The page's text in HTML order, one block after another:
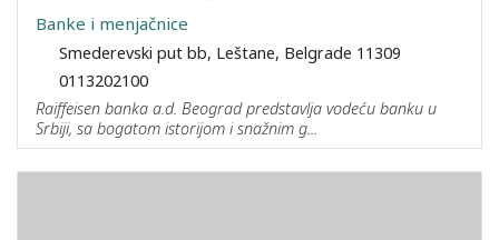
Banke i menjačnice
Smederevski put bb, Leštane, Belgrade 11309
0113202100
Raiffeisen banka a.d. Beograd predstavlja vodeću banku u
Srbiji, sa bogatom istorijom i snažnim g...